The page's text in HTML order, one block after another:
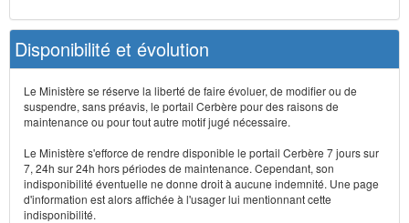
Disponibilité et évolution
Le Ministère se réserve la liberté de faire évoluer, de modifier ou de
suspendre, sans préavis, le portail Cerbère pour des raisons de
maintenance ou pour tout autre motif jugé nécessaire.
Le Ministère s'efforce de rendre disponible le portail Cerbère 7 jours sur
7, 24h sur 24h hors périodes de maintenance. Cependant, son
indisponibilité éventuelle ne donne droit à aucune indemnité. Une page
d'information est alors affichée à l'usager lui mentionnant cette
indisponibilité.